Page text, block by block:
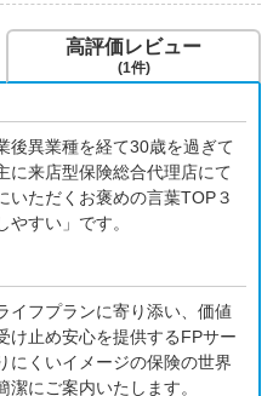
後異業種を経て30歳を過ぎて
に来店型保険総合代理店にて
いただくお褒めの言葉TOP３
すい」です。
イフプランに寄り添い、価値
け止め安心を提供するFPサー
にくいイメージの保険の世界
にご案内いたします。
高評価レビュー
(1件)